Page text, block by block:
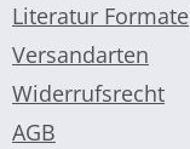
Literatur Formate
Versandarten
Widerrufsrecht
AGB